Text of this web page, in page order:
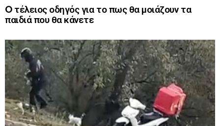
O τέλειος οδηγός για το πως θα μοιάζουν τα
παιδιά που θα κάνετε